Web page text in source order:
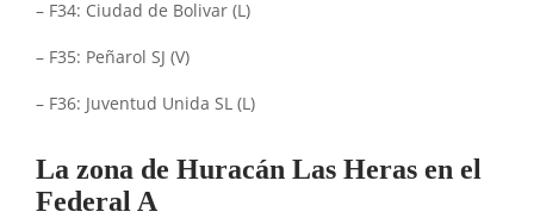
– F34: Ciudad de Bolivar (L)
– F35: Peñarol SJ (V)
– F36: Juventud Unida SL (L)
La zona de Huracán Las Heras en el
Federal A